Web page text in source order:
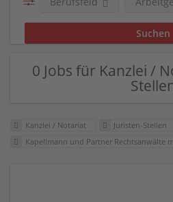
0 Jobs für Kanzlei /
Kanzlei / Notariat
Juristen-Stellen
Kapellmann und Partner Rechtsanwälte